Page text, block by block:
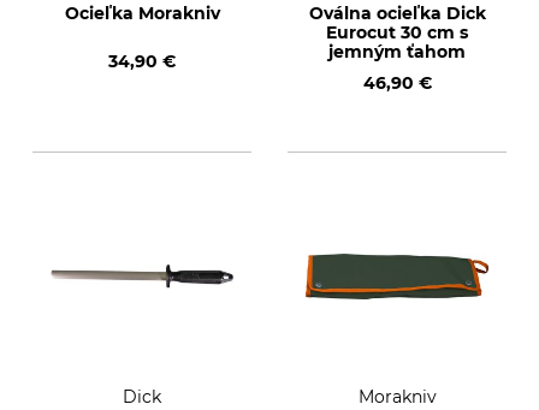
Ocieľka Morakniv
34,90 €
Oválna ocieľka Dick
Eurocut 30 cm s
jemným ťahom
46,90 €
Dick
Morakniv